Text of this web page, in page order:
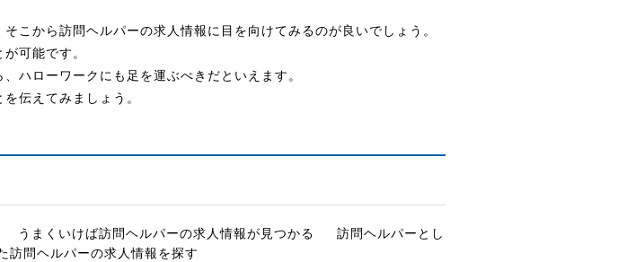
こから訪問ヘルパーの求人情報に目を向けてみるのが良いでしょう。
可能です。
ハローワークにも足を運ぶべきだといえます。
伝えてみましょう。
うまくいけば訪問ヘルパーの求人情報が見つかる
訪問ヘルパーとし
訪問ヘルパーの求人情報を探す